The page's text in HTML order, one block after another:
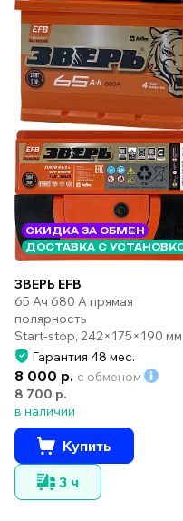
СКИДКА ЗА ОБМЕН
ДОСТАВКА С
ЗВЕРЬ EFB
65 Ач 680 А прямая
полярность
Start-stop, 242×175×190 мм
Гарантия 48 мес.
8 000 р. с обменом
8 700 р.
в наличии
Купить
3 ч